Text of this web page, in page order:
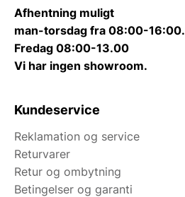
Afhentning muligt
man-torsdag fra 08:00-16:00.
Fredag 08:00-13.00
Vi har ingen showroom.
Kundeservice
Reklamation og service
Returvarer
Retur og ombytning
Betingelser og garanti